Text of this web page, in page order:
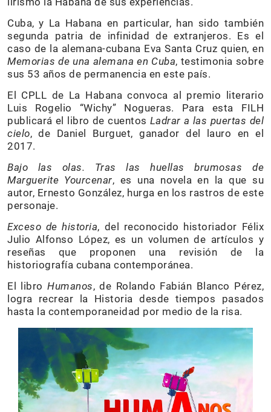
Cuba, y La Habana en particular, han sido también
segunda patria de infinidad de extranjeros. Es el
caso de la alemana-cubana Eva Santa Cruz quien, en
Memorias de una alemana en Cuba, testimonia sobre
sus 53 años de permanencia en este país.
El CPLL de La Habana convoca al premio literario
Luis Rogelio “Wichy” Nogueras. Para esta FILH
publicará el libro de cuentos Ladrar a las puertas del
cielo, de Daniel Burguet, ganador del lauro en el
2017.
Bajo las olas. Tras las huellas brumosas de
Marguerite Yourcenar, es una novela en la que su
autor, Ernesto González, hurga en los rastros de este
personaje.
Exceso de historia, del reconocido historiador Félix
Julio Alfonso López, es un volumen de artículos y
reseñas que proponen una revisión de la
historiografía cubana contemporánea.
El libroHumanos, de Rolando Fabián Blanco Pérez,
logra recrear la Historia desde tiempos pasados
hasta la contemporaneidad por medio de la risa.